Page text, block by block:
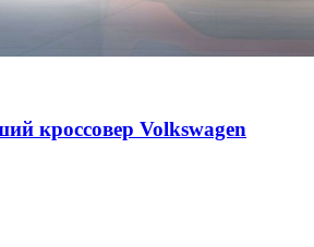
кроссовер Volkswagen